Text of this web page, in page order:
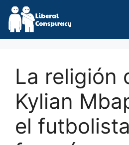
Skip
content
La religión
Kylian
el futbolista